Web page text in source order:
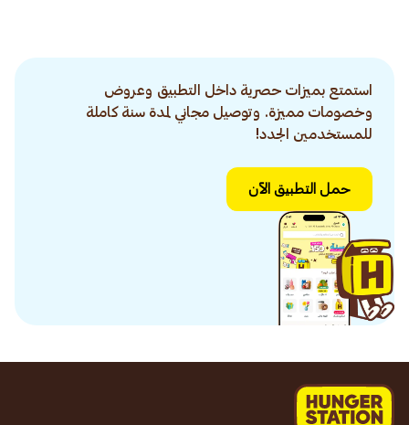
استمتع بميزات حصرية داخل التطبيق وعروض
وخصومات مميزة. وتوصيل مجاني لمدة سنة كاملة
للمستخدمين الجدد!
حمل التطبيق الآن